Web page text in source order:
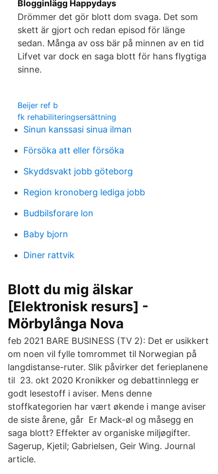
Blogginlägg Happydays
Drömmer det gör blott dom svaga. Det som
skett är gjort och redan episod för länge
sedan. Många av oss bär på minnen av en tid
Lifvet var dock en saga blott för hans flygtiga
sinne.
Beijer ref b
fk rehabiliteringsersättning
Sinun kanssasi sinua ilman
Försöka att eller försöka
Skyddsvakt jobb göteborg
Region kronoberg lediga jobb
Budbilsforare lon
Baby bjorn
Diner rattvik
Blott du mig älskar
[Elektronisk resurs] -
Mörbylånga Nova
feb 2021 BARE BUSINESS (TV 2): Det er usikkert
om noen vil fylle tomrommet til Norwegian på
langdistanse-ruter. Slik påvirker det ferieplanene
til 23. okt 2020 Kronikker og debattinnlegg er
godt lesestoff i aviser. Mens denne
stoffkategorien har vært økende i mange aviser
de siste årene, går Er Mack-øl og måsegg en
saga blott? Effekter av organiske miljøgifter.
Sagerup, Kjetil; Gabrielsen, Geir Wing. Journal
article.